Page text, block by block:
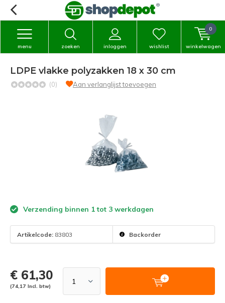
zoeken inloggen
menu wishlist winkelwagen
0
LDPE vlakke polyzakken 18 x 30 cm
(0) Aan verlanglijst toevoegen
Verzending binnen 1 tot 3 werkdagen
Artikelcode: 83803 Backorder
€ 61,30
(74,17 Incl. btw)